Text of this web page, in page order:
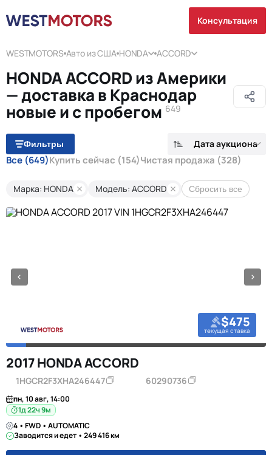
Консультация
WESTMOTORS Авто из США HONDA ACCORD
HONDA ACCORD из Америки
— доставка в Краснодар
новые и с пробегом 649
Фильтры Дата аукциона
Все (649)Купить сейчас (154)Чистая продажа (328)
Марка: HONDA Модель: ACCORD Сбросить все
$475
текущая ставка
2017 HONDA ACCORD
1HGCR2F3XHA246447 60290736
пн, 10 авг, 14:00
1д 22ч 9м
4 • FWD • AUTOMATIC
Заводится и едет • 249 416 км